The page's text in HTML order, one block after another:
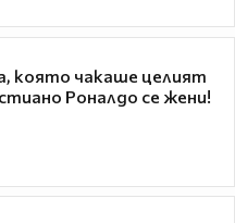
която чакаше целият
Роналдо се жени!